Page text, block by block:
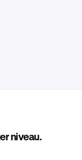
niveau.